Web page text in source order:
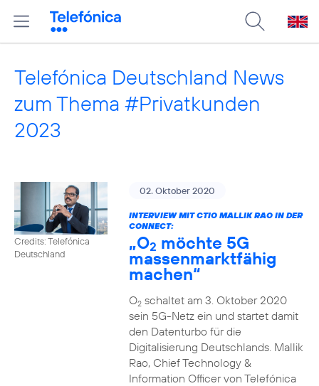
Telefónica Deutschland News
zum Thema #Privatkunden
2023
Credits: Telefónica
Deutschland
02. Oktober 2020
INTERVIEW MIT CTIO MALLIK RAO IN DER
CONNECT:
„O2 möchte 5G
massenmarktfähig
machen“
O2schaltet am 3. Oktober 2020
sein 5G-Netz ein und startet damit
den Datenturbo für die
Digitalisierung Deutschlands. Mallik
Rao, Chief Technology &
Information Officer von Telefónica